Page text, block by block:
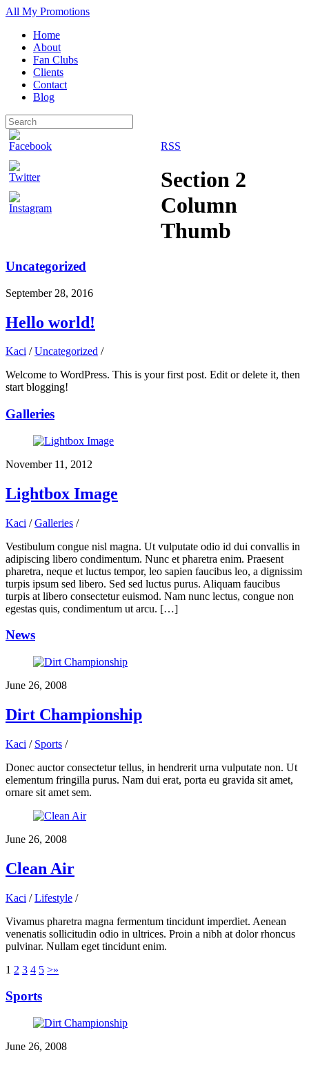
All My Promotions
Home
About
Fan Clubs
Clients
Contact
Blog
RSS
Section 2
Column
Thumb
Uncategorized
September 28, 2016
Hello world!
Kaci / Uncategorized /
Welcome to WordPress. This is your first post. Edit or delete it, then
start blogging!
Galleries
November 11, 2012
Lightbox Image
Kaci / Galleries /
Vestibulum congue nisl magna. Ut vulputate odio id dui convallis in
adipiscing libero condimentum. Nunc et pharetra enim. Praesent
pharetra, neque et luctus tempor, leo sapien faucibus leo, a dignissim
turpis ipsum sed libero. Sed sed luctus purus. Aliquam faucibus
turpis at libero consectetur euismod. Nam nunc lectus, congue non
egestas quis, condimentum ut arcu. […]
News
June 26, 2008
Dirt Championship
Kaci / Sports /
Donec auctor consectetur tellus, in hendrerit urna vulputate non. Ut
elementum fringilla purus. Nam dui erat, porta eu gravida sit amet,
ornare sit amet sem.
June 26, 2008
Clean Air
Kaci / Lifestyle /
Vivamus pharetra magna fermentum tincidunt imperdiet. Aenean
venenatis sollicitudin odio in ultrices. Proin a nibh at dolor rhoncus
pulvinar. Nullam eget tincidunt enim.
1 2 3 4 5 >»
Sports
June 26, 2008